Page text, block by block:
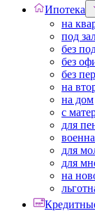
Ипотека
на
под
без
без
без
на
на дом
с
для
для
для
на